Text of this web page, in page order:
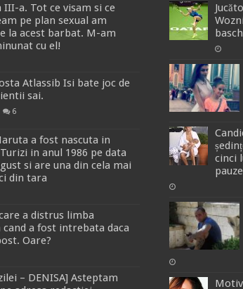
III-a. Tot ce visam si ce
pe plan sexual am
la acest barbat. M-am
cu el!
Atlassib Isi bate joc de
sai.
6
a fost nascuta in
in anul 1986 pe data
si are una din cela mai
din tara
a distrus limba
cand a fost intrebata daca
Oare?
– DENISA] Asteptam
cinci
pauze